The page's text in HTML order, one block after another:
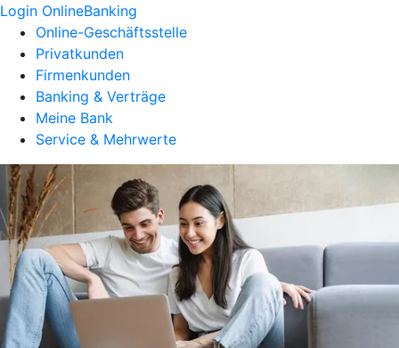
Login OnlineBanking
Online-Geschäftsstelle
Privatkunden
Firmenkunden
Banking & Verträge
Meine Bank
Service & Mehrwerte